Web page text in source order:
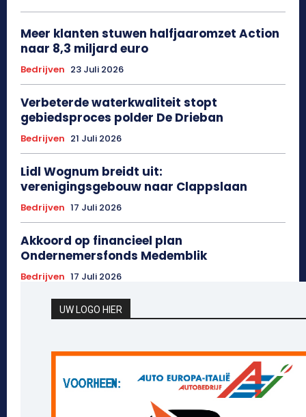
Meer klanten stuwen halfjaaromzet Action
naar 8,3 miljard euro
Bedrijven 23 Juli 2026
Verbeterde waterkwaliteit stopt
gebiedsproces polder De Drieban
Bedrijven 21 Juli 2026
Lidl Wognum breidt uit:
verenigingsgebouw naar Clappslaan
Bedrijven 17 Juli 2026
Akkoord op financieel plan
Ondernemersfonds Medemblik
Bedrijven 17 Juli 2026
UW LOGO HIER